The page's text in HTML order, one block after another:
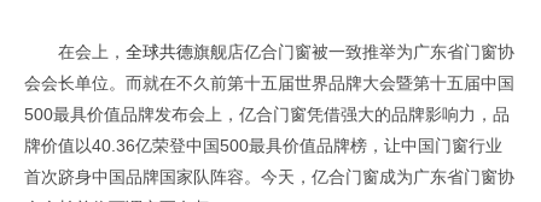
在会上， 全球共德旗舰店亿合门窗被一致推举为广东省门窗协
会会长单位。而就在不久前第十五届世界品牌大会暨第十五届中国
500最具价值品牌发布会上，亿合门窗凭借强大的品牌影响力，品
牌价值以40.36亿荣登中国500最具价值品牌榜，让中国门窗行业
首次跻身中国品牌国家队阵容。今天，亿合门窗成为广东省门窗协